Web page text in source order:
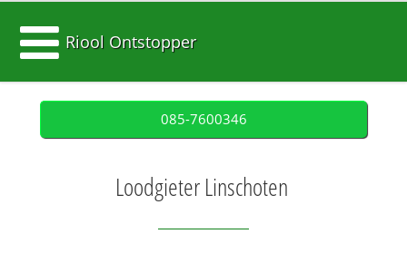
Riool Ontstopper
085-7600346
Loodgieter Linschoten